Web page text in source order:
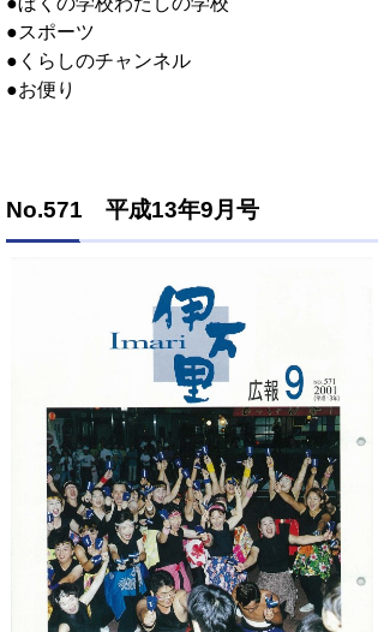
●スポーツ
●くらしのチャンネル
●お便り
No.571 平成13年9月号